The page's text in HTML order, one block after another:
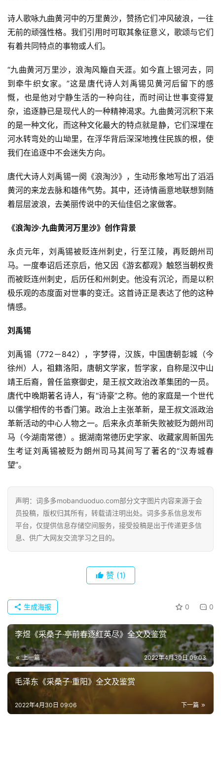
好
好
经
典
歌
词
诗人歌咏九曲黄河中的万里黄沙，赞扬它们冲风破浪，一往
无前的顽强性格。我们引用时可取其象征意义，歌颂与它们
有着共同特点的事物或人们。
“九曲黄河万里沙，浪淘风簸自天涯。如今直上银河去，同
到牵牛织女家。”这是唐代诗人刘禹锡见黄河后留下的感
慨，也是他对宁静生活的一种向往，而时间让世事变得复
杂，追逐静已是现代人的一种精神渴求。九曲黄河沉积下来
的是一种文化，而这种文化最大的特点就是静，它们深埋在
河水转弯处的山坳里，在浮华背后深深地拽住民族的根，使
我们在追逐中不会迷失方向。
唐代大诗人刘禹锡一阕《浪淘沙》，生动形象地写出了滔滔
黄河的来龙去脉和雄伟气势。其中，还诗情画意地联想到随
着层层波浪，去美丽传说中的天仙佳侣之家做客。
《浪淘沙·九曲黄河万里沙》创作背景
永贞元年，刘禹锡被贬连州刺史，行至江陵，再贬朗州司
马。一度奉诏后还京后，他又因《游玄都观》触怒当朝权贵
而被贬连州刺史，后历任和州刺史。他没有沉沦，而是以积
极乐观的态度面对世事的变迁。这首诗正是表达了他的这种
情感。
刘禹锡
刘禹锡（772－842），字梦得，汉族，中国唐朝彭城（今
徐州）人，祖籍洛阳，唐朝文学家，哲学家，自称是汉中山
靖王后裔，曾任监察御史，是王叔文政治改革集团的一员。
唐代中晚期著名诗人，有“诗豪”之称。他的家庭是一个世代
以儒学相传的书香门第。政治上主张革新，是王叔文派政治
革新活动的中心人物之一。后来永贞革新失败被贬为朗州司
马（今湖南常德）。据湖南常德历史学家、收藏家周新国先
生考证刘禹锡被贬为朗州司马其间写了著名的“汉寿城春
望”。
声明：词多多mobanduoduo.com部分文字图片内容来源于会
员投稿，版权归其所有，转载请注明出处。词多多系信息发布
平台，仅提供信息存储空间服务，接受投稿是出于传递更多信
息、供广大网友交流学习之目的。
赞 (1)
0 0
生成海报
李煜《采桑子·亭前春逐红英尽》全文及鉴赏
上一篇 2022年4月30日 09:03
毛泽东《采桑子·重阳》全文及鉴赏
下一篇
2022年4月30日 09:06